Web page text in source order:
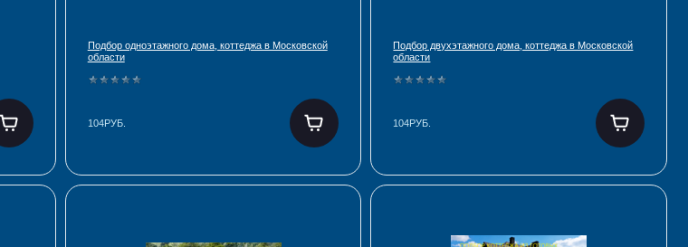
Подбор одноэтажного дома, коттеджа в Московской
области
104РУБ.
Подбор двухэтажного дома, коттеджа в Московской
области
104РУБ.